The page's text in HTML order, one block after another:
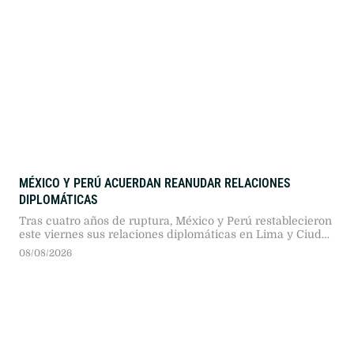
MÉXICO Y PERÚ ACUERDAN REANUDAR RELACIONES
DIPLOMÁTICAS
Tras cuatro años de ruptura, México y Perú restablecieron
este viernes sus relaciones diplomáticas en Lima y Ciudad
de México, luego de que el nuevo gobierno peruano
08/08/2026